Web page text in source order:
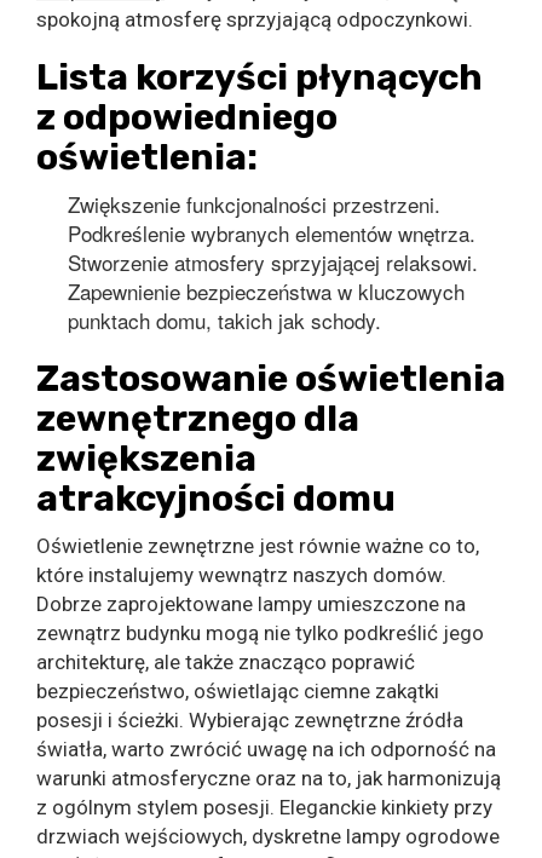
spokojną atmosferę sprzyjającą odpoczynkowi.
Lista korzyści płynących
z odpowiedniego
oświetlenia:
Zwiększenie funkcjonalności przestrzeni.
Podkreślenie wybranych elementów wnętrza.
Stworzenie atmosfery sprzyjającej relaksowi.
Zapewnienie bezpieczeństwa w kluczowych
punktach domu, takich jak schody.
Zastosowanie oświetlenia
zewnętrznego dla
zwiększenia
atrakcyjności domu
Oświetlenie zewnętrzne jest równie ważne co to,
które instalujemy wewnątrz naszych domów.
Dobrze zaprojektowane lampy umieszczone na
zewnątrz budynku mogą nie tylko podkreślić jego
architekturę, ale także znacząco poprawić
bezpieczeństwo, oświetlając ciemne zakątki
posesji i ścieżki. Wybierając zewnętrzne źródła
światła, warto zwrócić uwagę na ich odporność na
warunki atmosferyczne oraz na to, jak harmonizują
z ogólnym stylem posesji. Eleganckie kinkiety przy
drzwiach wejściowych, dyskretne lampy ogrodowe